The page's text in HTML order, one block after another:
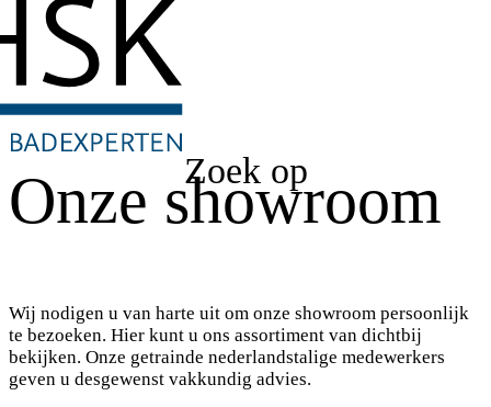
Zoek op
Onze showroom
Wij nodigen u van harte uit om onze showroom persoonlijk
te bezoeken. Hier kunt u ons assortiment van dichtbij
bekijken. Onze getrainde nederlandstalige medewerkers
geven u desgewenst vakkundig advies.